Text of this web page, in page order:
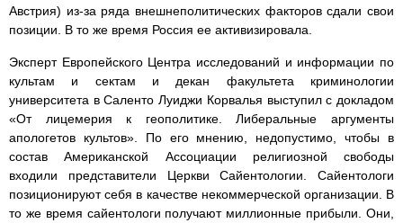
Австрия) из-за ряда внешнеполитических факторов сдали свои
позиции. В то же время Россия ее активизировала.
Эксперт Европейского Центра исследований и информации по
культам и сектам и декан факультета криминологии
университета в Саленто Луиджи Корвалья выступил с докладом
«От лицемерия к геополитике. Либеральные аргументы
апологетов культов». По его мнению, недопустимо, чтобы в
состав Американской Ассоциации религиозной свободы
входили представители Церкви Сайентологии. Сайентологи
позиционируют себя в качестве некоммерческой организации. В
то же время сайентологи получают миллионные прибыли. Они,